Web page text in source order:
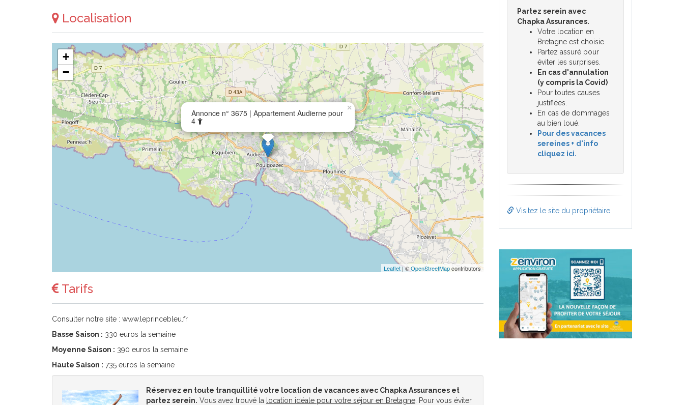
Localisation
Annonce n° 3675 | Appartement Audierne pour
4
×
+
−
Leaflet| ©OpenStreetMapcontributors
Tarifs
Consulter notre site : www.leprincebleu.fr
Basse Saison : 330 euros la semaine
Moyenne Saison : 390 euros la semaine
Haute Saison : 735 euros la semaine
Réservez en toute tranquillité votre location de vacances avec Chapka Assurances et
partez serein. Vous avez trouvé la location idéale pour votre séjour en Bretagne . Pour vous éviter
Partez serein avec
Chapka Assurances.
Votre location en
Bretagne est choisie.
Partez assuré pour
éviter les surprises.
En cas d'annulation
(y compris la Covid)
Pour toutes causes
justifiées.
En cas de dommages
au bien loué.
Pour des vacances
sereines + d'info
cliquez ici.
Visitez le site du propriétaire